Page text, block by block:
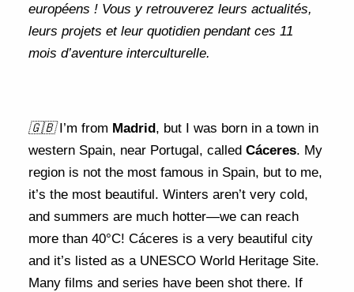
européens ! Vous y retrouverez leurs actualités,
leurs projets et leur quotidien pendant ces 11
mois d’aventure interculturelle.
🇬🇧I’m from Madrid, but I was born in a town in
western Spain, near Portugal, calledCáceres. My
region is not the most famous in Spain, but to me,
it’s the most beautiful. Winters aren’t very cold,
and summers are much hotter—we can reach
more than 40°C! Cáceres is a very beautiful city
and it’s listed as a UNESCO World Heritage Site.
Many films and series have been shot there. If